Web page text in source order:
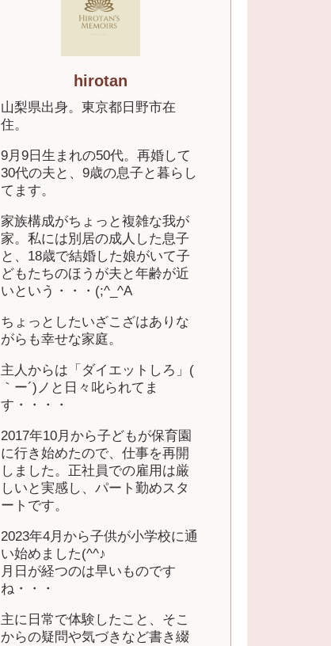
hirotan
山梨県出身。東京都日野市在
住。
9月9日生まれの50代。再婚して
30代の夫と、9歳の息子と暮らし
てます。
家族構成がちょっと複雑な我が
家。私には別居の成人した息子
と、18歳で結婚した娘がいて子
どもたちのほうが夫と年齢が近
いという・・・(;^_^A
ちょっとしたいざこざはありな
がらも幸せな家庭。
主人からは「ダイエットしろ」(
｀ー´)ノと日々叱られてま
す・・・・
2017年10月から子どもが保育園
に行き始めたので、仕事を再開
しました。正社員での雇用は厳
しいと実感し、パート勤めスタ
ートです。
2023年4月から子供が小学校に通
い始めました(^^♪
月日が経つのは早いものです
ね・・・
主に日常で体験したこと、そこ
からの疑問や気づきなど書き綴